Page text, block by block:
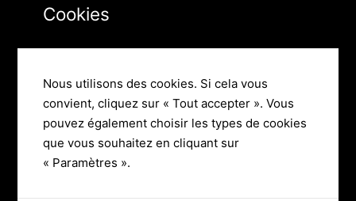
Cookies
Nous utilisons des cookies. Si cela vous
convient, cliquez sur « Tout accepter ». Vous
pouvez également choisir les types de cookies
que vous souhaitez en cliquant sur
« Paramètres ».